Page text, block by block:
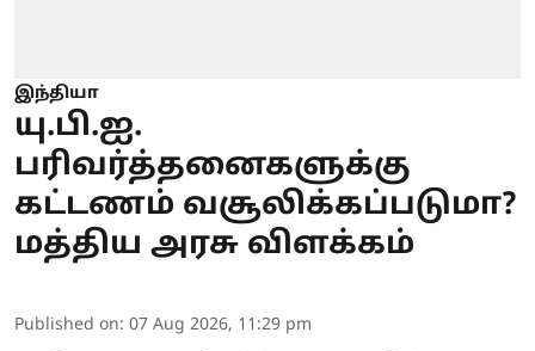
இந்தியா
யு.பி.ஐ.
பரிவர்த்தனைகளுக்கு
கட்டணம் வசூலிக்கப்படுமா?
மத்திய அரசு விளக்கம்
Published on: 07 Aug 2026, 11:29 pm